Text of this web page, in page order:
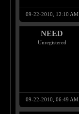
09-22-2010, 12:10 AM
NEED
Unregistered
09-22-2010, 06:49 AM